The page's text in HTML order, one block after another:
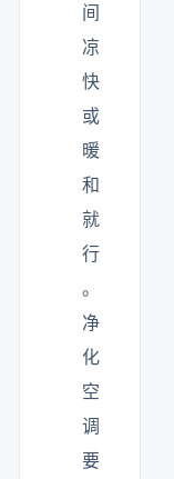
间
凉
快
或
暖
和
就
行
。
净
化
空
调
要